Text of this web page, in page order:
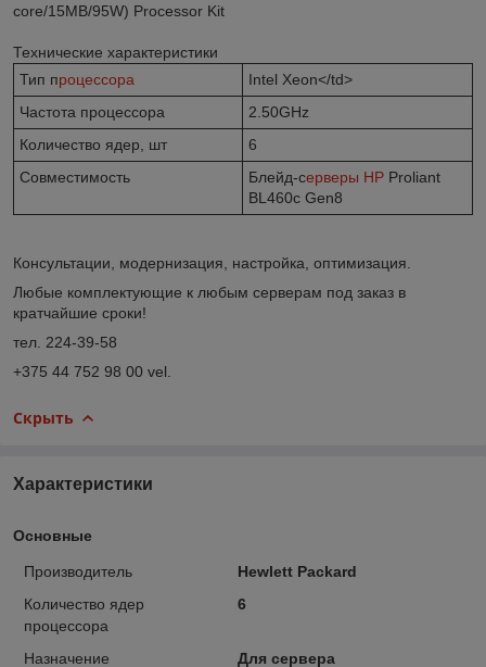
core/15MB/95W) Processor Kit
Технические характеристики
Тип процессора
Intel Xeon</td>
Частота процессора
2.50GHz
Количество ядер, шт
6
Совместимость
Блейд-серверы HP Proliant
BL460c Gen8
Консультации, модернизация, настройка, оптимизация.
Любые комплектующие к любым серверам под заказ в
кратчайшие сроки!
тел. 224-39-58
+375 44 752 98 00 vel.
Скрыть
Характеристики
Основные
Производитель
Hewlett Packard
Количество ядер
процессора
6
Назначение Для сервера